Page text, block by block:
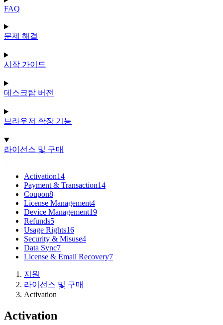
FAQ
문제 해결
시작 가이드
데스크탑 버전
브라우저 확장 기능
라이선스 및 구매
Activation14
Payment & Transaction14
Coupon8
License Management4
Device Management19
Refunds5
Usage Rights16
Security & Misuse4
Data Sync7
License & Email Recovery7
지원
라이선스 및 구매
Activation
Activation